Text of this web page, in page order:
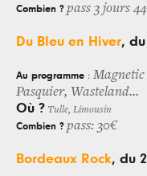
Combien ? pass 3 jours
Du Bleu en Hiver,
Au programme : Magnetic
Pasquier, Wasteland...
Où ? Tulle, Limousin
Combien ? pass: 30€
Bordeaux Rock, du